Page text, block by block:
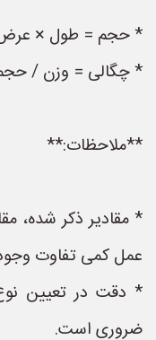
* حجم = طول ×
* چگالی = وزن /
**ملاحظات:**
* مقادیر ذکر شده،
عمل کمی تفاوت
* دقت در تعیین
ضروری است.